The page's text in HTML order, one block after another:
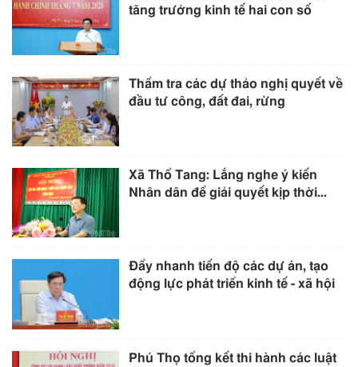
tăng trưởng kinh tế hai con số
Thẩm tra các dự thảo nghị quyết về
đầu tư công, đất đai, rừng
Xã Thổ Tang: Lắng nghe ý kiến
Nhân dân để giải quyết kịp thời...
Đẩy nhanh tiến độ các dự án, tạo
động lực phát triển kinh tế - xã hội
Phú Thọ tổng kết thi hành các luật